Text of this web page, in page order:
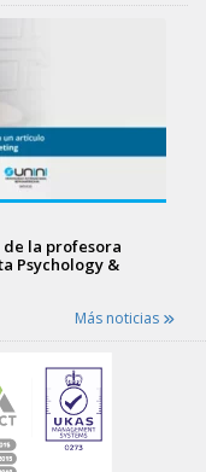
de la profesora
Psychology &
Más noticias